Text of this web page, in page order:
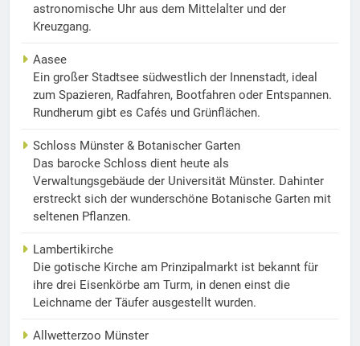
astronomische Uhr aus dem Mittelalter und der
Kreuzgang.
Aasee
Ein großer Stadtsee südwestlich der Innenstadt, ideal
zum Spazieren, Radfahren, Bootfahren oder Entspannen.
Rundherum gibt es Cafés und Grünflächen.
Schloss Münster & Botanischer Garten
Das barocke Schloss dient heute als
Verwaltungsgebäude der Universität Münster. Dahinter
erstreckt sich der wunderschöne Botanische Garten mit
seltenen Pflanzen.
Lambertikirche
Die gotische Kirche am Prinzipalmarkt ist bekannt für
ihre drei Eisenkörbe am Turm, in denen einst die
Leichname der Täufer ausgestellt wurden.
Allwetterzoo Münster